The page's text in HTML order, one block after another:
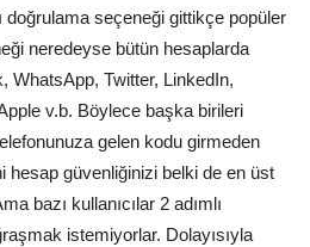
doğrulama seçeneği gittikçe popüler
neredeyse bütün hesaplarda
WhatsApp, Twitter, LinkedIn,
v.b. Böylece başka birileri
gelen kodu girmeden
hesap güvenliğinizi belki de en üst
bazı kullanıcılar 2 adımlı
istemiyorlar. Dolayısıyla